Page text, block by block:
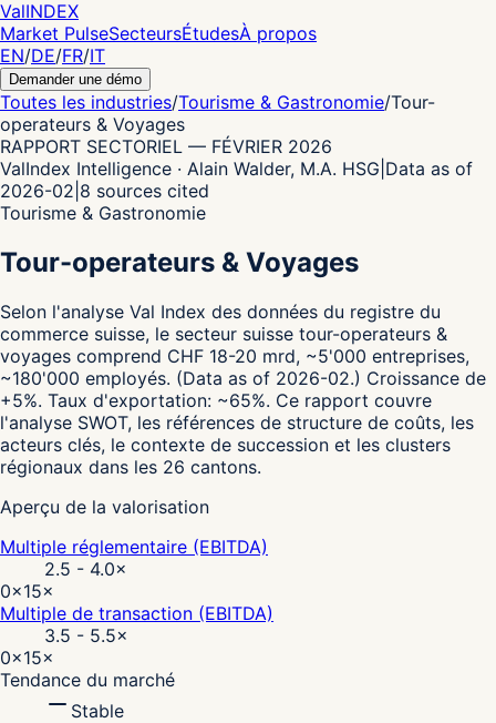
ValINDEX
Market PulseSecteursÉtudesÀ propos
EN/DE/FR/IT
Demander une démo
Toutes les industries/Tourisme & Gastronomie/Tour-
operateurs & Voyages
RAPPORT SECTORIEL — FÉVRIER 2026
ValIndex Intelligence · Alain Walder, M.A. HSG Data as of
2026-02 8 sources cited
Tourisme & Gastronomie
Tour-operateurs & Voyages
Selon l'analyse Val Index des données du registre du
commerce suisse, le secteur suisse tour-operateurs &
voyages comprend CHF 18-20 mrd, ~5'000 entreprises,
~180'000 employés. (Data as of 2026-02.) Croissance de
+5%. Taux d'exportation: ~65%. Ce rapport couvre
l'analyse SWOT, les références de structure de coûts, les
acteurs clés, le contexte de succession et les clusters
régionaux dans les 26 cantons.
Aperçu de la valorisation
Multiple réglementaire (EBITDA)
2.5 - 4.0×
0×15×
Multiple de transaction (EBITDA)
3.5 - 5.5×
0×15×
Tendance du marché
Stable